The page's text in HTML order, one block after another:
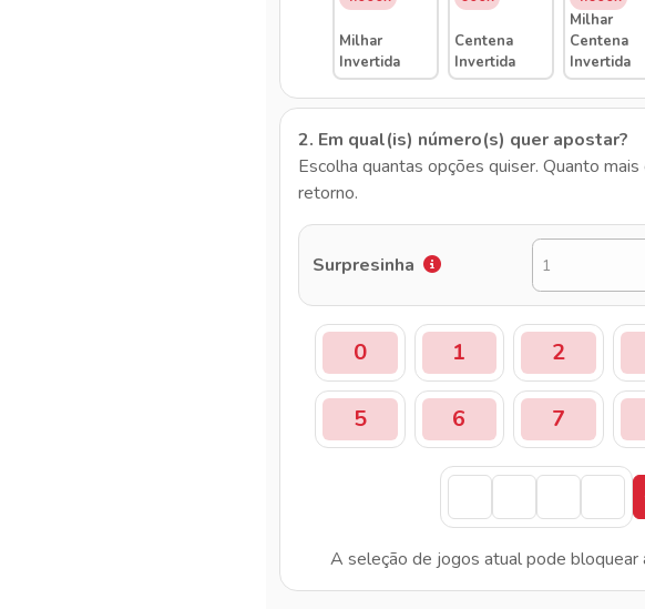
Milhar
Invertida
Centena
Invertida
Milhar
Centena
Invertida
2. Em qual(is) número(s) quer apostar?
Escolha quantas opções quiser. Quanto mais
retorno.
Surpresinha 1
0 1 2
5 6 7
A seleção de jogos atual pode bloquear